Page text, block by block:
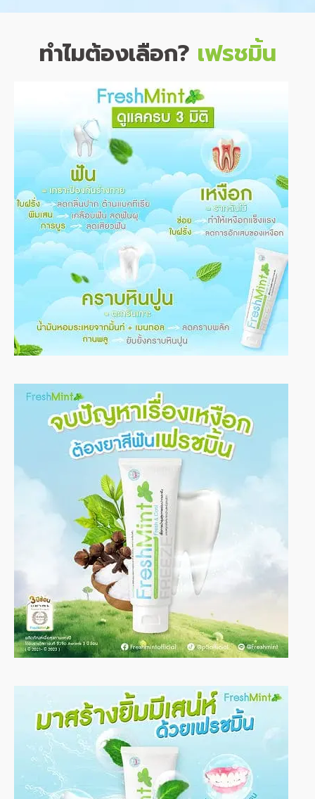
ทำไมต้องเลือก? เฟรชมิ้น